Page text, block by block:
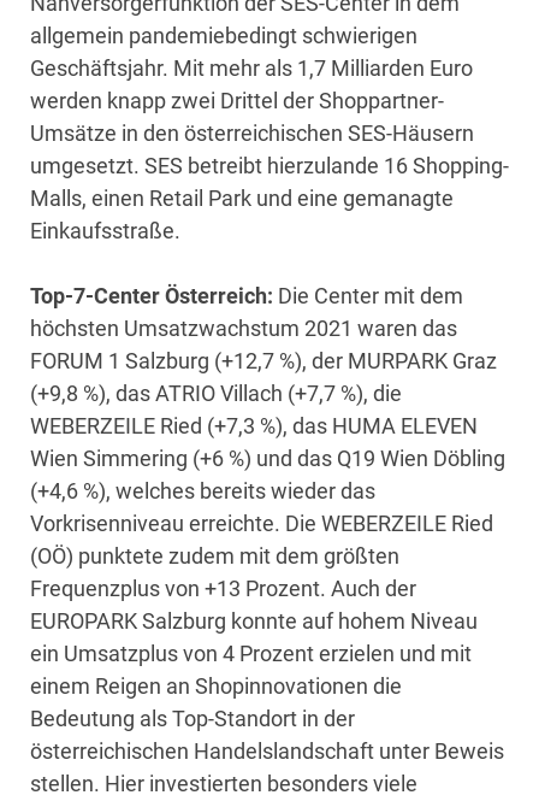
allgemein pandemiebedingt schwierigen
Geschäftsjahr. Mit mehr als 1,7 Milliarden Euro
werden knapp zwei Drittel der Shoppartner-
Umsätze in den österreichischen SES-Häusern
umgesetzt. SES betreibt hierzulande 16 Shopping-
Malls, einen Retail Park und eine gemanagte
Einkaufsstraße.
Top-7-Center Österreich: Die Center mit dem
höchsten Umsatzwachstum 2021 waren das
FORUM 1 Salzburg (+12,7 %), der MURPARK Graz
(+9,8 %), das ATRIO Villach (+7,7 %), die
WEBERZEILE Ried (+7,3 %), das HUMA ELEVEN
Wien Simmering (+6 %) und das Q19 Wien Döbling
(+4,6 %), welches bereits wieder das
Vorkrisenniveau erreichte. Die WEBERZEILE Ried
(OÖ) punktete zudem mit dem größten
Frequenzplus von +13 Prozent. Auch der
EUROPARK Salzburg konnte auf hohem Niveau
ein Umsatzplus von 4 Prozent erzielen und mit
einem Reigen an Shopinnovationen die
Bedeutung als Top-Standort in der
österreichischen Handelslandschaft unter Beweis
stellen. Hier investierten besonders viele